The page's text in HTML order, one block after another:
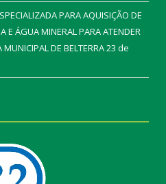
PARA AQUISIÇÃO DE
E ÁGUA MINERAL PARA ATENDER
DE BELTERRA23 de